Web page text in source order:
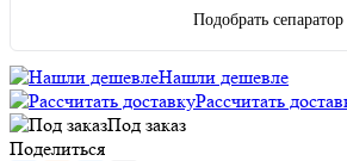
Подобрать сепаратор
Нашли дешевле
Рассчитать
Под заказ
Поделиться